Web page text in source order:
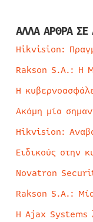
ΑΛΛΑ ΑΡΘΡΑ ΣΕ
Hikvision:
Rakson S.A.: Η
Η
Ακόμη μία
Hikvision:
Ειδικούς στην
Novatron
Rakson S.A.:
Η Ajax Systems